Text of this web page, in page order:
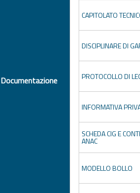
Documentazione
CAPITOLATO
DISCIPLINARE DI
PROTOCOLLO DI
INFORMATIVA
SCHEDA CIG E
ANAC
MODELLO BOLLO